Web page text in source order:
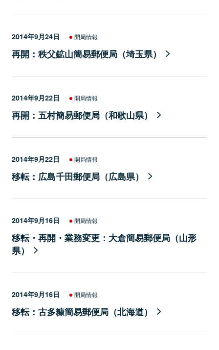
2014年9月24日 開局情報
再開：秩父鉱山簡易郵便局（埼玉県）
2014年9月22日 開局情報
再開：五村簡易郵便局（和歌山県）
2014年9月22日 開局情報
移転：広島千田郵便局（広島県）
2014年9月16日 開局情報
移転・再開・業務変更：大倉簡易郵便局（山形
県）
2014年9月16日 開局情報
移転：古多糠簡易郵便局（北海道）